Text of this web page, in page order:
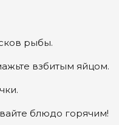
рыбы.
взбитым яйцом.
блюдо горячим!